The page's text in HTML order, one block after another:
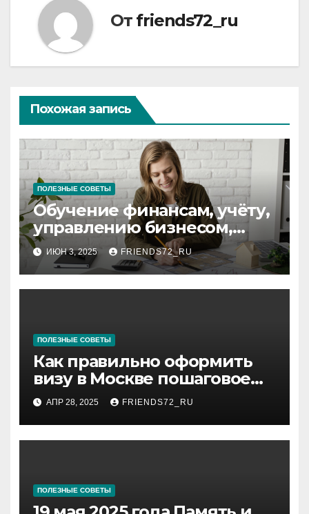
От friends72_ru
Похожая запись
ПОЛЕЗНЫЕ СОВЕТЫ
Обучение финансам, учёту,
управлению бизнесом,
аудиту и
программированию:
ключевые аспекты
ИЮН 3, 2025 FRIENDS72_RU
ПОЛЕЗНЫЕ СОВЕТЫ
Как правильно оформить
визу в Москве пошаговое
руководство
АПР 28, 2025 FRIENDS72_RU
ПОЛЕЗНЫЕ СОВЕТЫ